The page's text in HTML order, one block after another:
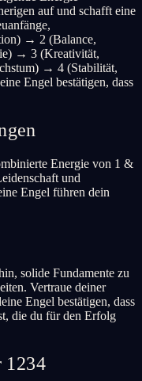
auf und schafft eine
→ 2 (Balance,
→ 3 (Kreativität,
→ 4 (Stabilität,
Engel bestätigen, dass
Energie von 1 &
und
Engel führen dein
solide Fundamente zu
Vertraue deiner
Engel bestätigen, dass
die du für den Erfolg
1234